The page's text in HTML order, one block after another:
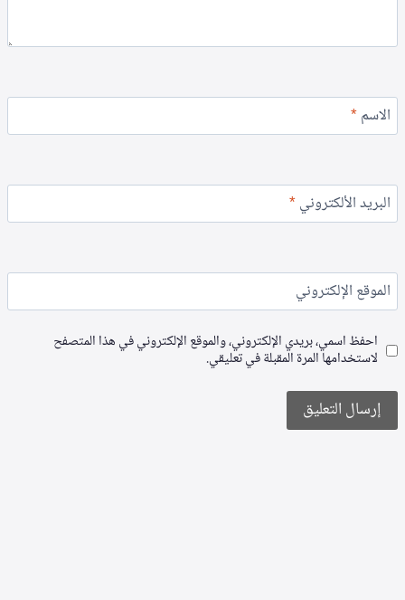
الاسم*
البريد الألكتروني*
الموقع الإلكتروني
احفظ اسمي، بريدي الإلكتروني، والموقع الإلكتروني في هذا المتصفح
لاستخدامها المرة المقبلة في تعليقي.